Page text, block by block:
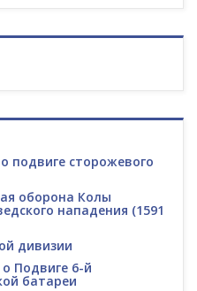
подвиге сторожевого
оборона Колы
нападения (1591
дивизии
Подвиге 6-й
батареи